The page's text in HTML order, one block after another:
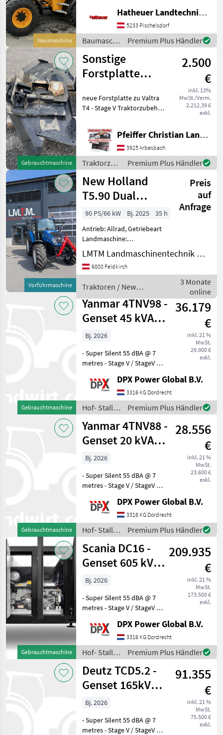
Neumaschine
Aufnahme Typ: Euro
Aufnahme, Kabine,
Klimaanlage, Zugmaul,
Zusatz-Hydraulikkreis, hydr.
Geräteverriegelung,
Hatheuer Landtechnik GmbH & Co.KG.
5233 Pischelsdorf
Baumaschinen
/ JCB
Premium Plus Händler
Gebrauchtmaschine
Sonstige
Forstplatte
2.500
€
inkl. 13%
MwSt./Verm.
2.212,39 €
exkl.
neue Forstplatte zu Valtra
T4 - Stage V Traktorzubehör
Pfeiffer Christian Landtechnik
3925 Arbesbach
Traktorzubehör
/ Sonstige
Premium Plus Händler
Vorführmaschine
New Holland
T5.90 Dual
Command
Preis
auf
Anfrage
90 PS/66 kW Bj. 2025
35 h
Antrieb: Allrad, Getriebeart
Landmaschine:
Lastschaltgetriebe,
Plattform: Kabine,
Zapfwellendrehzahl:
Höchstgeschwindigkeit in
km/h: 40 km/h, Aufladung:
Tu
LMTM Landmaschinentechnik Müller
6800 Feldkirch
Traktoren / New
Holland
3 Monate
online
Gebrauchtmaschine
Yanmar 4TNV98 -
Genset 45 kVA
St5 SuperSilent -
DPX-210
36.179
€
inkl. 21 %
MwSt.
29.900 €
exkl.
Bj. 2026
- Super Silent 55 dBA @ 7
metres - Stage V / StageV /
V / EU StageV / EU V / EU
Five / Stage Five / EU Stage
5 / Tier IV Final / Tier 4 F
DPX Power Global B.V.
3316 KG Dordrecht
Hof- Stall-
und
Weidetechnik
/ Yanmar
Premium Plus Händler
Gebrauchtmaschine
Yanmar 4TNV88 -
Genset 20 kVA
St5 SuperSilent -
DPX-210
28.556
€
inkl. 21 %
MwSt.
23.600 €
exkl.
Bj. 2026
- Super Silent 55 dBA @ 7
metres - Stage V / StageV /
V / EU StageV / EU V / EU
Five / Stage Five / EU Stage
5 / Tier IV Final / Tier 4 F
DPX Power Global B.V.
3316 KG Dordrecht
Hof- Stall-
und
Weidetechnik
/ Yanmar
Premium Plus Händler
Gebrauchtmaschine
Scania DC16 -
Genset 605 kVA
St5 SuperSilent -
DPX-2101
209.935
€
inkl. 21 %
MwSt.
173.500 €
exkl.
Bj. 2026
- Super Silent 55 dBA @ 7
metres - Stage V / StageV /
V / EU StageV / EU V / EU
Five / Stage Five / EU Stage
5 / Tier IV Final / Tier 4 F
DPX Power Global B.V.
3316 KG Dordrecht
Hof- Stall-
und
Weidetechnik
/ Scania
Premium Plus Händler
Deutz TCD5.2 -
Genset 165kVA
St5 SuperSilent -
DPX-210
91.355
€
inkl. 21 %
MwSt.
75.500 €
exkl.
Bj. 2026
- Super Silent 55 dBA @ 7
metres - Stage V / StageV /